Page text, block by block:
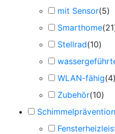
mit Sensor(5)
Smarthome(21
Stellrad(10)
WLAN-fähig(4)
Zubehör(10)
Schimmelprävention